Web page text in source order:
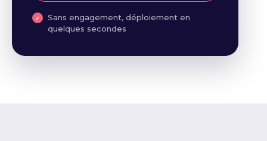
Sans engagement, déploiement en
quelques secondes